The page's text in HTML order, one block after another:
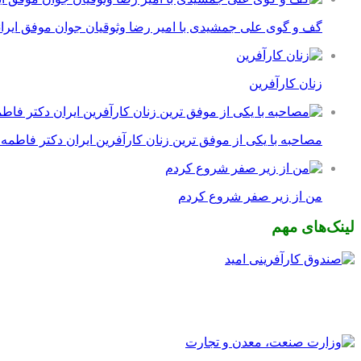
گف و گوی علی جمشیدی با امیر رضا وثوقیان جوان موفق
زنان کارآفرین
مصاحبه با یکی از موفق ترین زنان کارآفرین ایران دکتر
من از زیر صفر شروع کردم
لینک‌های مهم